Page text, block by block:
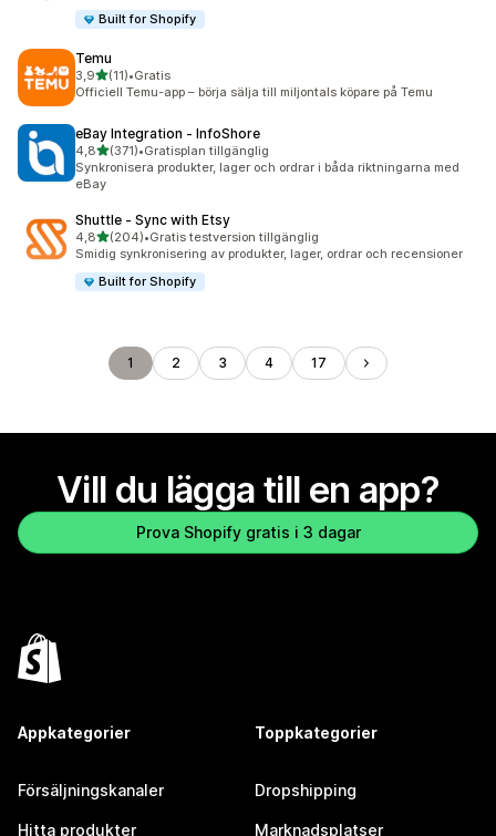
Built for Shopify
Temu
3,9av 5 stjärnor
(11)
11 recensioner totalt
•Gratis
Officiell Temu-app – börja sälja till miljontals köpare på Temu
eBay Integration ‑ InfoShore
4,8av 5 stjärnor
(371)
371 recensioner totalt
•Gratisplan tillgänglig
Synkronisera produkter, lager och ordrar i båda riktningarna med
eBay
Shuttle ‑ Sync with Etsy
4,8av 5 stjärnor
(204)
204 recensioner totalt
•Gratis testversion tillgänglig
Smidig synkronisering av produkter, lager, ordrar och recensioner
Built for Shopify
1 2 3 4 17
Vill du lägga till en app?
Prova Shopify gratis i 3 dagar
Appkategorier
Försäljningskanaler
Hitta produkter
Toppkategorier
Dropshipping
Marknadsplatser